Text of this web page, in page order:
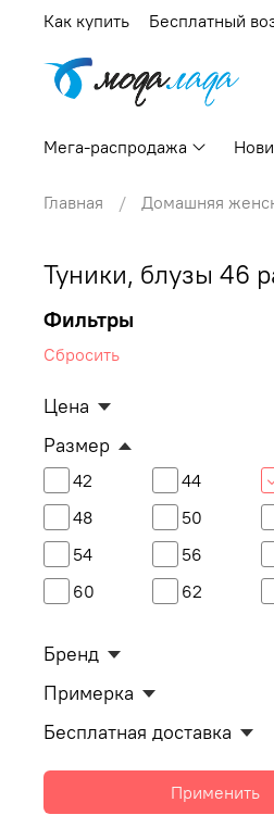
Как купить Бесплатный
Мега-распродажа
Главная Домашняя
Туники, блузы 46
Фильтры
Сбросить
Цена
Размер
42 44
48
50
54
56
60
62
Бренд
Примерка
Бесплатная доставка
Применить